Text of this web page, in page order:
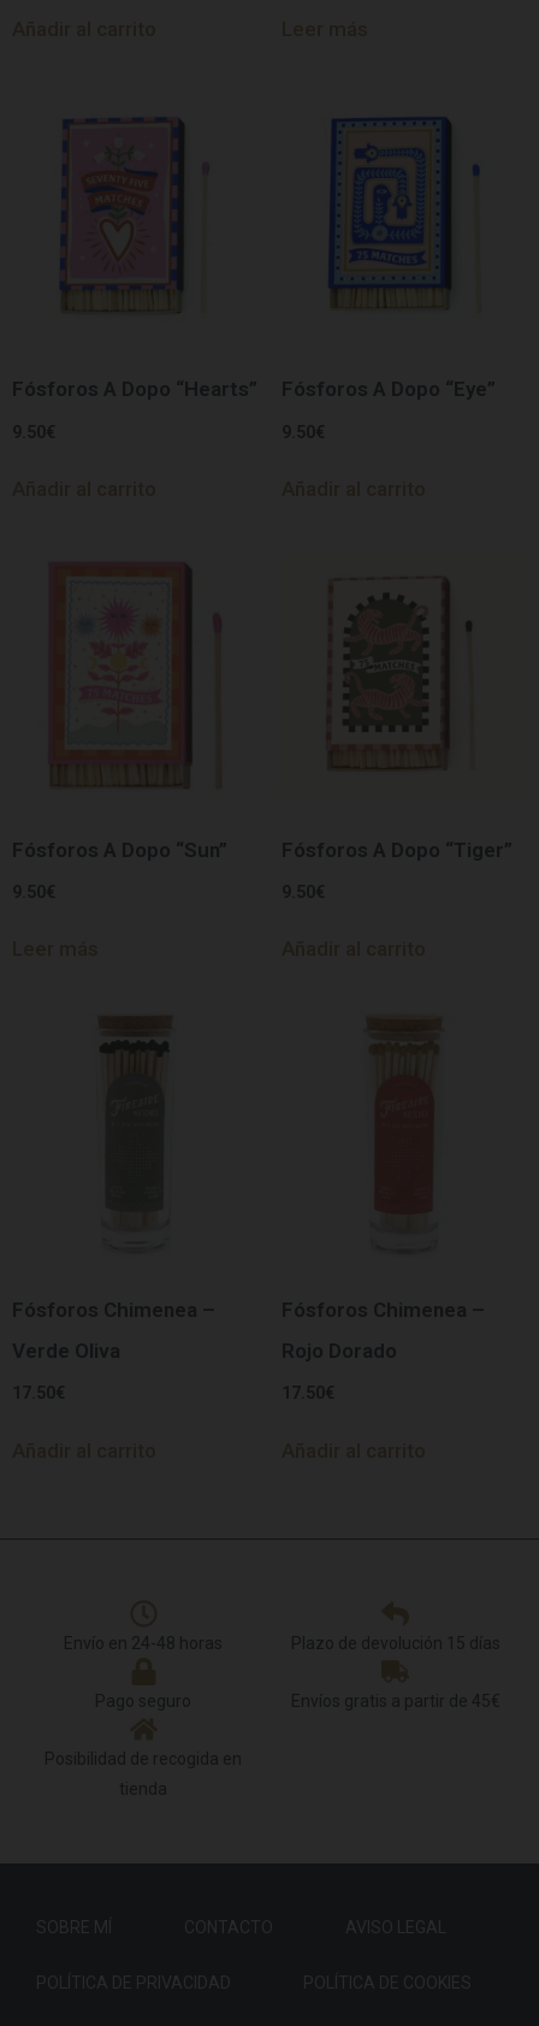
Fósforos A Dopo “Hearts”
9.50€
Fósforos A Dopo “Eye”
9.50€
Fósforos A Dopo “Sun”
9.50€
Fósforos A Dopo “Tiger”
9.50€
Fósforos Chimenea –
Verde Oliva
17.50 €
Fósforos Chimenea –
Rojo Dorado
17.50 €
Envío en 24-48 horas Plazo de devolución 15 días
Pago seguro Envíos gratis a partir de 45€
Posibilidad de recogida en
tienda
SOBRE MÍ CONTACTO AVISO LEGAL
POLÍTICA DE PRIVACIDAD POLÍTICA DE COOKIES